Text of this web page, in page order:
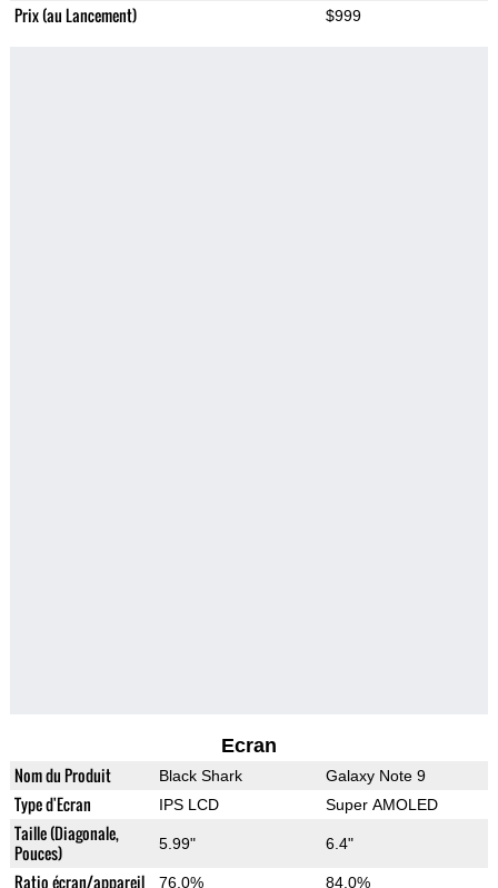
Prix (au Lancement) $999
Ecran
Nom du Produit Black Shark Galaxy Note 9
Type d'Ecran IPS LCD Super AMOLED
Taille (Diagonale,
Pouces)
5.99" 6.4"
Ratio écran/appareil 76.0% 84.0%